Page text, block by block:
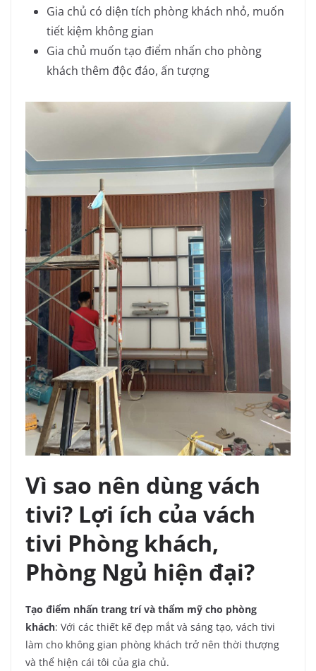
Gia chủ có diện tích phòng khách nhỏ, muốn
tiết kiệm không gian
Gia chủ muốn tạo điểm nhấn cho phòng
khách thêm độc đáo, ấn tượng
Vì sao nên dùng vách
tivi? Lợi ích của vách
tivi Phòng khách,
Phòng Ngủ hiện đại?
Tạo điểm nhấn trang trí và thẩm mỹ cho phòng
khách: Với các thiết kế đẹp mắt và sáng tạo, vách tivi
làm cho không gian phòng khách trở nên thời thượng
và thể hiện cái tôi của gia chủ.